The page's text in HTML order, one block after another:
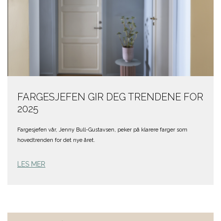
FARGESJEFEN GIR DEG TRENDENE FOR
2025
Fargesjefen vår, Jenny Bull-Gustavsen, peker på klarere farger som
hovedtrenden for det nye året.
LES MER